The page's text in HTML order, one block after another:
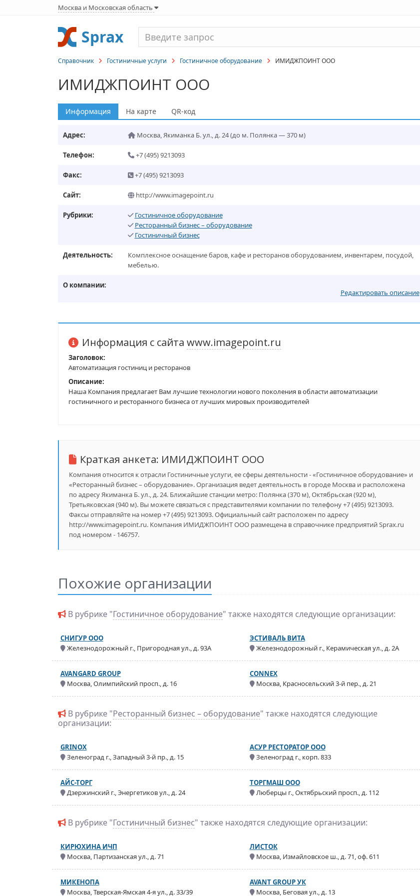
Москва и Московская область
Sprax
Справочник Гостиничные услуги Гостиничное оборудование ИМИДЖПОИНТ ООО
ИМИДЖПОИНТ ООО
Информация На карте QR-код
Адрес: Москва,Якиманка Б. ул., д. 24(до м. Полянка — 370 м)
Телефон: +7 (495) 9213093
Факс: +7 (495) 9213093
Сайт: http://www.imagepoint.ru
Рубрики:
Гостиничное оборудование
Ресторанный бизнес – оборудование
Гостиничный бизнес
Деятельность:
Комплексное оснащение баров, кафе и ресторанов оборудованием, инвентарем, посудой,
мебелью.
О компании:
Редактировать описание
Информация с сайта www.imagepoint.ru
Заголовок:
Автоматизация гостиниц и ресторанов
Описание:
Наша Компания предлагает Вам лучшие технологии нового поколения в области автоматизации
гостиничного и ресторанного бизнеса от лучших мировых производителей
Краткая анкета: ИМИДЖПОИНТ ООО
Компания относится к отрасли Гостиничные услуги, ее сферы деятельности - «Гостиничное оборудование» и
«Ресторанный бизнес – оборудование». Организация ведет деятельность в городе Москва и расположена
по адресу Якиманка Б. ул., д. 24. Ближайшие станции метро: Полянка (370 м), Октябрьская (920 м),
Третьяковская (940 м). Вы можете связаться с представителями компании по телефону +7 (495) 9213093.
Факсы отправляйте на номер +7 (495) 9213093. Официальный сайт расположен по адресу
http://www.imagepoint.ru. Компания ИМИДЖПОИНТ ООО размещена в справочнике предприятий Sprax.ru
под номером - 146757.
Похожие организации
В рубрике "Гостиничное оборудование" также находятся следующие организации:
СНИГУР ООО
Железнодорожный г., Пригородная ул., д. 93А
ЭСТИВАЛЬ ВИТА
Железнодорожный г., Керамическая ул., д. 2А
AVANGARD GROUP
Москва, Олимпийский просп., д. 16
CONNEX
Москва, Красносельский 3-й пер., д. 21
В рубрике "Ресторанный бизнес – оборудование" также находятся следующие
организации:
GRINOX
Зеленоград г., Западный 3-й пр., д. 15
АСУР РЕСТОРАТОР ООО
Зеленоград г., корп. 833
АЙС-ТОРГ
Дзержинский г., Энергетиков ул., д. 24
ТОРГМАШ ООО
Люберцы г., Октябрьский просп., д. 112
В рубрике "Гостиничный бизнес" также находятся следующие организации:
КИРЮХИНА ИЧП
Москва, Партизанская ул., д. 71
ЛИСТОК
Москва, Измайловское ш., д. 71, оф. 611
МИКЕНОПА
Москва, Тверская-Ямская 4-я ул., д. 33/39
AVANT GROUP УК
Москва, Беговая ул., д. 13